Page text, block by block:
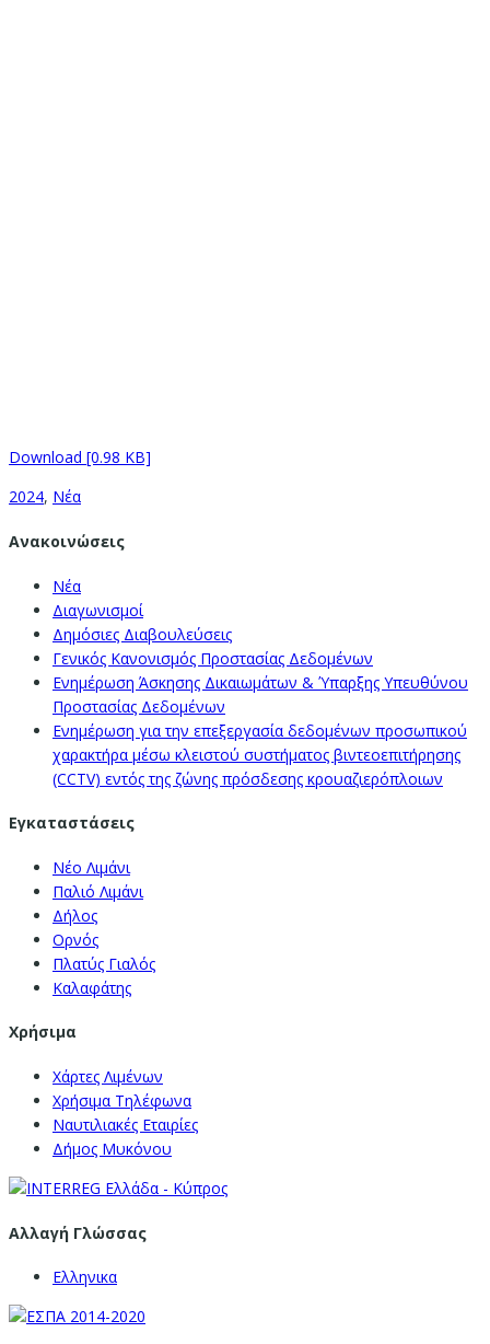
Download [0.98 KB]
2024, Νέα
Ανακοινώσεις
Νέα
Διαγωνισμοί
Δημόσιες Διαβουλεύσεις
Γενικός Κανονισμός Προστασίας Δεδομένων
Ενημέρωση Άσκησης Δικαιωμάτων & Ύπαρξης Υπευθύνου
Προστασίας Δεδομένων
Ενημέρωση για την επεξεργασία δεδομένων προσωπικού
χαρακτήρα μέσω κλειστού συστήματος βιντεοεπιτήρησης
(CCTV) εντός της ζώνης πρόσδεσης κρουαζιερόπλοιων
Εγκαταστάσεις
Νέο Λιμάνι
Παλιό Λιμάνι
Δήλος
Ορνός
Πλατύς Γιαλός
Καλαφάτης
Χρήσιμα
Χάρτες Λιμένων
Χρήσιμα Τηλέφωνα
Ναυτιλιακές Εταιρίες
Δήμος Μυκόνου
Αλλαγή Γλώσσας
Ελληνικα